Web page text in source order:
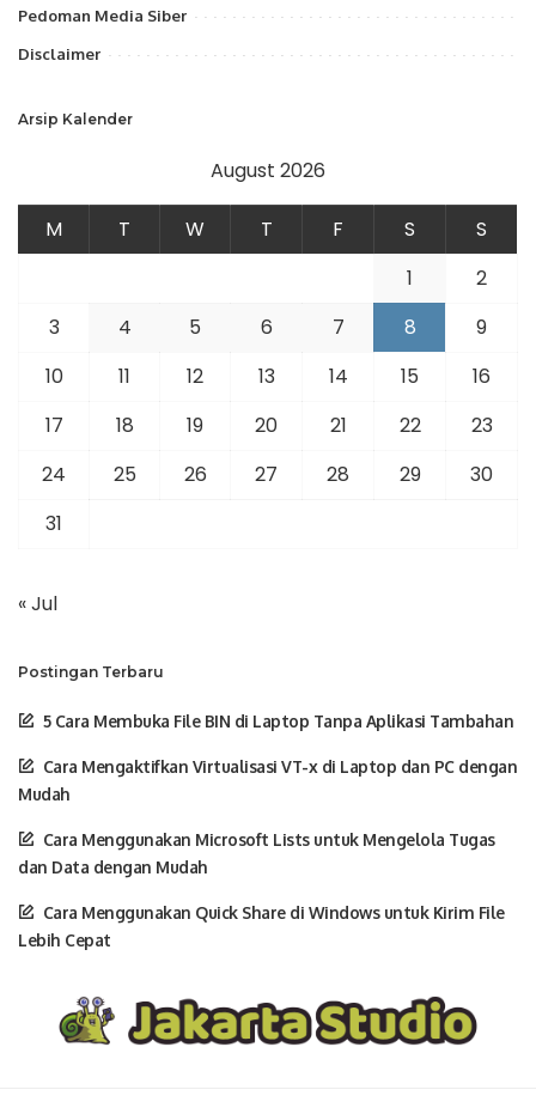
Pedoman Media Siber
Disclaimer
Arsip Kalender
August 2026
M T W T F S
S
1
2
3
4 5 6 7 8
9
10
11 12 13 14 15
16
17
18 19 20 21 22
23
24
25 26 27 28 29
30
31
« Jul
Postingan Terbaru
5 Cara Membuka File BIN di Laptop Tanpa Aplikasi Tambahan
Cara Mengaktifkan Virtualisasi VT-x di Laptop dan PC dengan
Mudah
Cara Menggunakan Microsoft Lists untuk Mengelola Tugas
dan Data dengan Mudah
Cara Menggunakan Quick Share di Windows untuk Kirim File
Lebih Cepat